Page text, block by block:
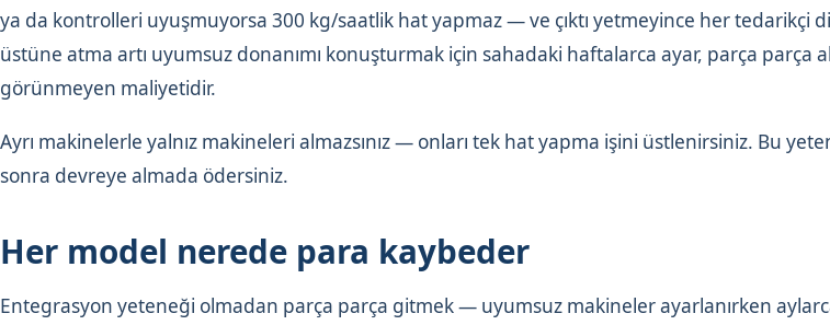
ya da kontrolleri uyuşmuyorsa 300 kg/saatlik hat yapmaz — ve çıktı yetmeyince her tedarikçi
üstüne atma artı uyumsuz donanımı konuşturmak için sahadaki haftalarca ayar, parça parça
görünmeyen maliyetidir.
Ayrı makinelerle yalnız makineleri almazsınız — onları tek hat yapma işini üstlenirsiniz. Bu
sonra devreye almada ödersiniz.
Her model nerede para kaybeder
Entegrasyon yeteneği olmadan parça parça gitmek — uyumsuz makineler ayarlanırken